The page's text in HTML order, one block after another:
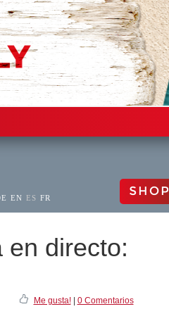
EN ES FR SHOP
en directo:
Me gusta!| 0 Comentarios